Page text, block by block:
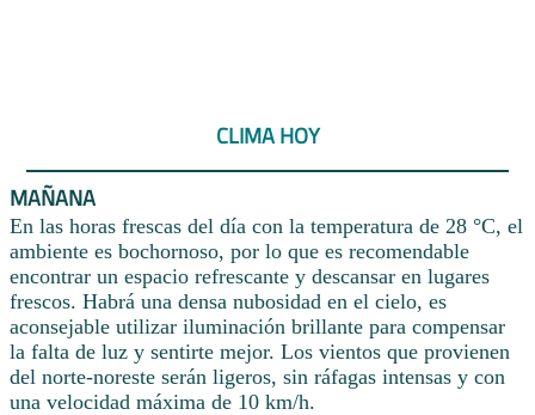
CLIMA HOY
MAÑANA
En las horas frescas del día con la temperatura de 28 °C, el
ambiente es bochornoso, por lo que es recomendable
encontrar un espacio refrescante y descansar en lugares
frescos. Habrá una densa nubosidad en el cielo, es
aconsejable utilizar iluminación brillante para compensar
la falta de luz y sentirte mejor. Los vientos que provienen
del norte-noreste serán ligeros, sin ráfagas intensas y con
una velocidad máxima de 10 km/h.